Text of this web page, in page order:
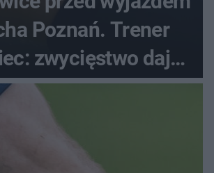
Poznań. Trener
zwycięstwo daje
satysfakcję